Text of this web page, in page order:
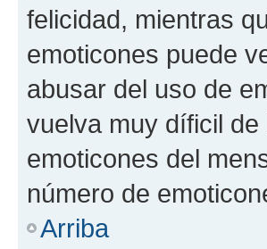
felicidad, mientras
emoticones puede
abusar del uso de
vuelva muy díficil
emoticones del
número de
Arriba